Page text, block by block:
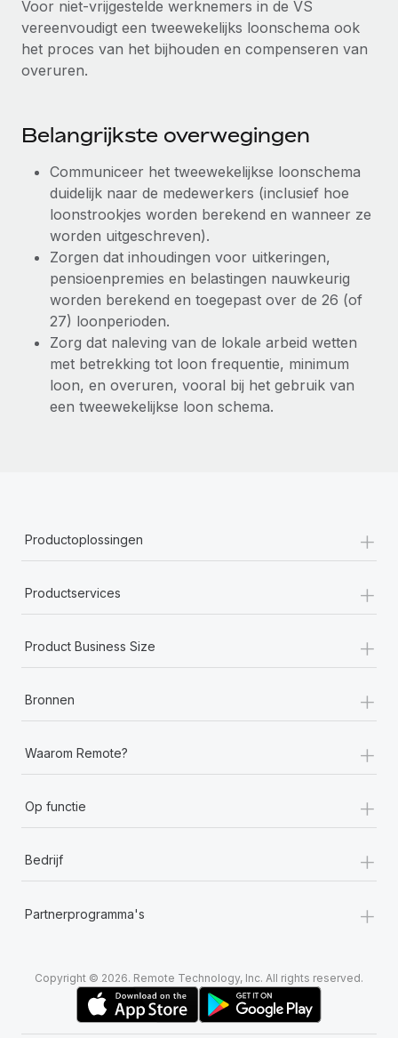
Compliance Watchtower
Blijf compliance-risico's voor
Entiteiten oprichten
Stel snel compliant entiteiten op
Mobiliteit en overplaatsing
Plaats werknemers moeiteloos over
Secundaire arbeidsvoorwaarden
Eenvoudig secundaire arbeidsvoorwaarden
beheren
BLOG
Global Payroll
Contractor Management
Belastingen
Naar de blog
BLOG
Productupdates van Remote: Gusto- en Xero-
integraties en Contractor Management Plus
Het blijft de missie van Remote om alle soorten bedrijven
te helpen bij het aannemen, beheren en...
Phiture, een toonaangevende leider in de wereldwijde
Meer informatie
Voor niet-vrijgestelde werknemers in de VS
vereenvoudigt een tweewekelijks loonschema ook
het proces van het bijhouden en compenseren van
overuren.
Belangrijkste overwegingen
Communiceer het tweewekelijkse loonschema
duidelijk naar de medewerkers (inclusief hoe
loonstrookjes worden berekend en wanneer ze
worden uitgeschreven).
Zorgen dat inhoudingen voor uitkeringen,
pensioenpremies en belastingen nauwkeurig
worden berekend en toegepast over de 26 (of
27) loonperioden.
Zorg dat naleving van de lokale arbeid wetten
met betrekking tot loon frequentie, minimum
loon, en overuren, vooral bij het gebruik van
een tweewekelijkse loon schema.
Productoplossingen +
Productservices +
Product Business Size +
Bronnen +
Waarom Remote? +
Op functie +
Bedrijf +
Partnerprogramma's +
Copyright © 2026. Remote Technology, Inc. All rights reserved.